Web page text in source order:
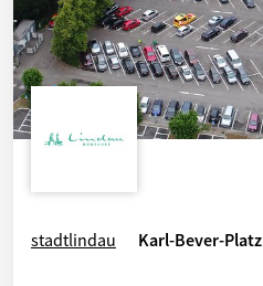
stadtlindau Karl-Bever-Platz